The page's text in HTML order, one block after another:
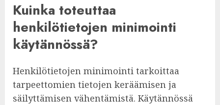
Kuinka toteuttaa
henkilötietojen minimointi
käytännössä?
Henkilötietojen minimointi tarkoittaa
tarpeettomien tietojen keräämisen ja
säilyttämisen vähentämistä. Käytännössä